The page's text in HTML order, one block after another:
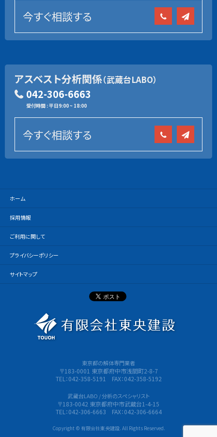
今すぐ相談する
アスベスト分析関係（武蔵台LABO）
042-306-6663
受付時間 : 平日9:00 ~ 18:00
今すぐ相談する
ホーム
採用情報
ご利用に関して
プライバシーポリシー
サイトマップ
東京都の解体専門業者
〒183-0001 東京都府中市浅間町2-8-7
TEL：042-358-5191 FAX：042-358-5192
武蔵台LABO / 分析のスペシャリスト
〒183-0042 東京都府中市武蔵台1-4-15
TEL：042-306-6663 FAX：042-306-6664
Copyright © 有限会社東央建設. All Rights Reserved.